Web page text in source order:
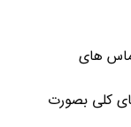
های
از داده های کلی بصورت